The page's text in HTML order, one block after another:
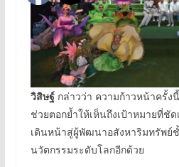
วิสิษฐ์กล่าวว่า ความก้าวหน้าครั้ง
ช่วยตอกย้ำให้เห็นถึงเป้าหมายที่ชั
เดินหน้าสู่ผู้พัฒนาอสังหาริมทรัพย์
นวัตกรรมระดับโลกอีกด้วย